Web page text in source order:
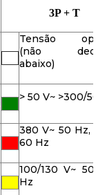
3P + T
Tensão
(não
abaixo)
> 50 V~ >300/
380 V~ 50 Hz,
60 Hz
100/130 V~ 50
Hz